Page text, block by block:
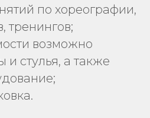
по хореографии,
тренингов;
возможно
и стулья, а также